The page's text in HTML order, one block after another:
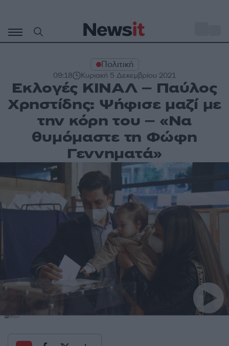
περιεχόμενο
Πολιτική
09:18 Κυριακή 5 Δεκεμβρίου 2021
Εκλογές ΚΙΝΑΛ – Παύλος
Χρηστίδης: Ψήφισε μαζί με
την κόρη του – «Να
θυμόμαστε τη Φώφη
Γεννηματά»